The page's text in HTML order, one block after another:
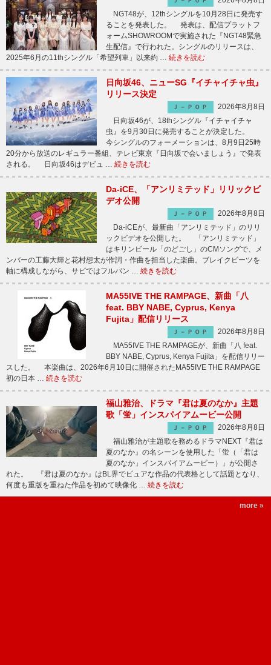
NGT48が、12thシングルを10月28日に発売す
ることを発表した。 発表は、配信プラットフ
ォームSHOWROOMで実施された『NGT48緊急
生配信』で行われた。シングルのリリースは、
2025年6月の11thシングル「希望列車」以来約 … 続きを読む
日向坂46、ニューSG『イチャイチャ虫』
リリース決定
Ｊ－ＰＯＰ
2026年8月8日
日向坂46が、18thシングル『イチャイチャ
虫』を9月30日に発売することが決定した。
今シングルのフォーメーションは、8月9日25時
20分から放送のレギュラー番組、テレビ東京『日向坂で会いましょう』で発表
される。 日向坂46はデビュ … 続きを読む
Da-iCE、「アンリミテッド」リリックビ
デオ公開
Ｊ－ＰＯＰ
2026年8月8日
Da-iCEが、最新曲「アンリミテッド」のリリ
ックビデオを公開した。 「アンリミテッド」
はキリンビール「のどごし」のCMソングで、メ
ンバーの工藤大輝と花村想太が作詞・作曲を担当した楽曲。ブレイクビーツを
軸に構成しながら、サビではフルバン … 続きを読む
MA55IVE THE RAMPAGE、新曲「八
feat. BBY NABE, Cyprus, Kenya
Fujita」配信リリース
Ｊ－ＰＯＰ
2026年8月8日
MA55IVE THE RAMPAGEが、新曲「八 feat.
BBY NABE, Cyprus, Kenya Fujita」を配信リリー
スした。 本楽曲は、2026年6月10日に開催されたMA55IVE THE RAMPAGE
初の日本 … 続きを読む
福山雅治、ドラマ『君は夏のなか』主題
歌「蛍」インスパイアムービー公開
Ｊ－ＰＯＰ
2026年8月8日
福山雅治が主題歌を務めるドラマNEXT『君は
夏のなか』の名シーンを使用した「蛍（「君は
夏のなか」インスパイアムービー）」が公開さ
れた。 『君は夏のなか』はBL界でピュアな作品の代表格として話題となり、
何度も重版を重ねた作品を初めて映像化 … 続きを読む
more »